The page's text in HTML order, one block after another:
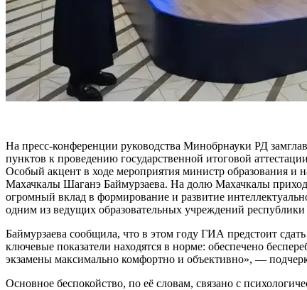
На пресс-конференции руководства Минобрнауки РД
пунктов к проведению государственной итоговой
Особый акцент в ходе мероприятия министр образования и
Махачкалы Шаганэ Баймурзаева. На долю Махачкалы
огромный вклад в формирование и развитие
одним из ведущих образовательных учреждений
Баймурзаева сообщила, что в этом году ГИА предстоит
ключевые показатели находятся в норме: обеспечено
экзамены максимально комфортно и объективно», —
Основное беспокойство, по её словам, связано с